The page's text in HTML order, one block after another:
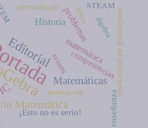
Editorial
Matemática
Matemáticas
Historia
matemática resolución de problemas
problemas
¡Esto no es serio!
aprendizaje
enseñanza
competencias
motivación
álgebra
errores
firma
STEAM